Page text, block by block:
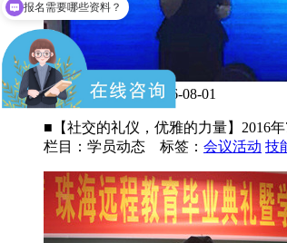
社交礼仪大讲座 2016-08-01
■【社交的礼仪，优雅的力量】2016
栏目：学员动态 标签： 会议活动 技
成人高考难不？